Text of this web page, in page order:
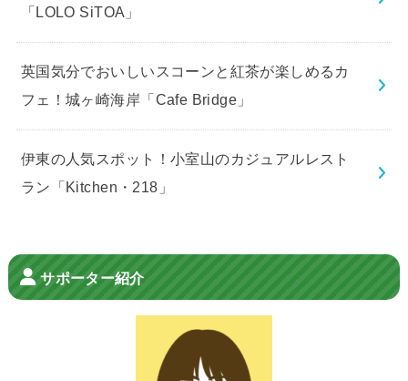
「LOLO SiTOA」
英国気分でおいしいスコーンと紅茶が楽しめるカ
フェ！城ヶ崎海岸「Cafe Bridge」
伊東の人気スポット！小室山のカジュアルレスト
ラン「Kitchen・218」
サポーター紹介